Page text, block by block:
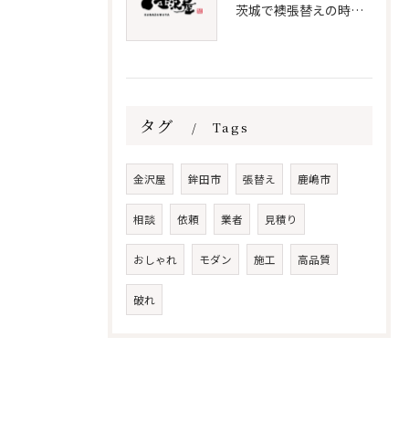
茨城で襖張替えの時期と費用節約法
タグ Tags
金沢屋 鉾田市 張替え 鹿嶋市
相談 依頼 業者 見積り
おしゃれ モダン 施工 高品質
破れ